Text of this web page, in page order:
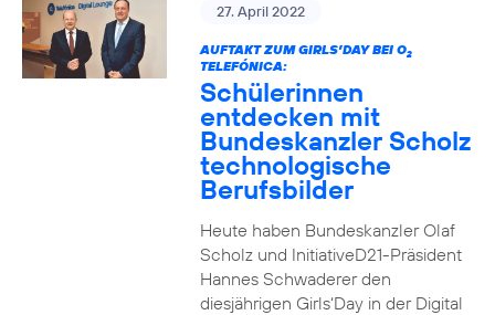
27. April 2022
AUFTAKT ZUM GIRLS’DAY BEI O2
TELEFÓNICA:
Schülerinnen
entdecken mit
Bundeskanzler Scholz
technologische
Berufsbilder
Heute haben Bundeskanzler Olaf
Scholz und InitiativeD21-Präsident
Hannes Schwaderer den
diesjährigen Girls‘Day in der Digital